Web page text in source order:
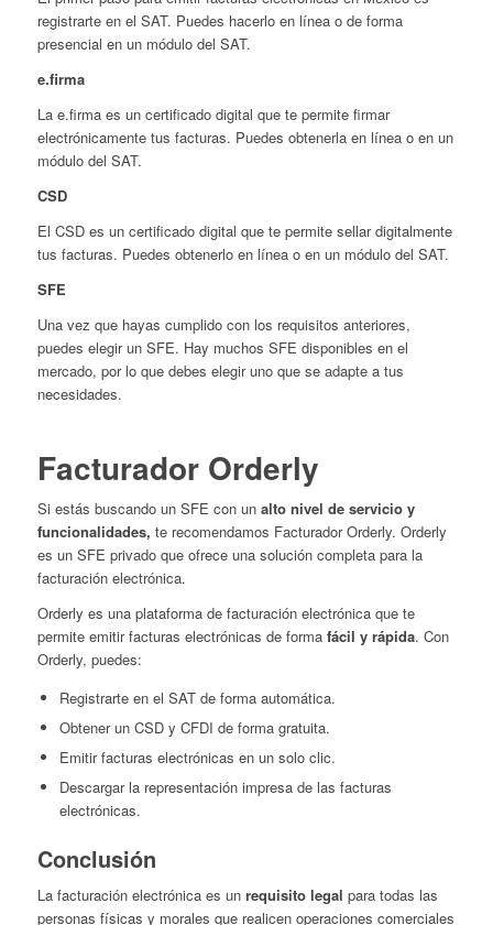
registrarte en el SAT. Puedes hacerlo en línea o de forma
presencial en un módulo del SAT.
e.firma
La e.firma es un certificado digital que te permite firmar
electrónicamente tus facturas. Puedes obtenerla en línea o en un
módulo del SAT.
CSD
El CSD es un certificado digital que te permite sellar digitalmente
tus facturas. Puedes obtenerlo en línea o en un módulo del SAT.
SFE
Una vez que hayas cumplido con los requisitos anteriores,
puedes elegir un SFE. Hay muchos SFE disponibles en el
mercado, por lo que debes elegir uno que se adapte a tus
necesidades.
Facturador Orderly
Si estás buscando un SFE con unalto nivel de servicio y
funcionalidades, te recomendamos Facturador Orderly. Orderly
es un SFE privado que ofrece una solución completa para la
facturación electrónica.
Orderly es una plataforma de facturación electrónica que te
permite emitir facturas electrónicas de forma fácil y rápida. Con
Orderly, puedes:
Registrarte en el SAT de forma automática.
Obtener un CSD y CFDI de forma gratuita.
Emitir facturas electrónicas en un solo clic.
Descargar la representación impresa de las facturas
electrónicas.
Conclusión
La facturación electrónica es un requisito legal para todas las
personas físicas y morales que realicen operaciones comerciales